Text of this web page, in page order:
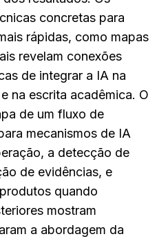
concretas para
rápidas, como mapas
revelam conexões
de integrar a IA na
na escrita acadêmica. O
de um fluxo de
mecanismos de IA
a detecção de
de evidências, e
quando
mostram
a abordagem da